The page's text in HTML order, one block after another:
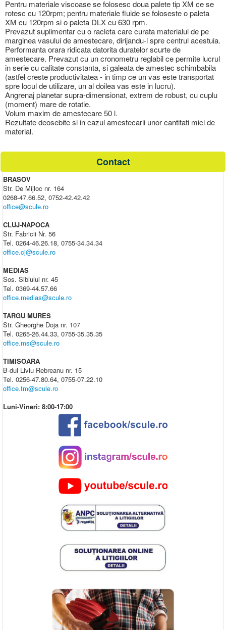
Pentru materiale viscoase se folosesc doua palete tip XM ce se
rotesc cu 120rpm; pentru materiale fluide se foloseste o paleta
XM cu 120rpm si o paleta DLX cu 630 rpm.
Prevazut suplimentar cu o racleta care curata materialul de pe
marginea vasului de amestecare, dirijandu-l spre centrul acestuia.
Performanta orara ridicata datorita duratelor scurte de
amestecare. Prevazut cu un cronometru reglabil ce permite lucrul
in serie cu calitate constanta, si galeata de amestec schimbabila
(astfel creste productivitatea - in timp ce un vas este transportat
spre locul de utilizare, un al doilea vas este in lucru).
Angrenaj planetar supra-dimensionat, extrem de robust, cu cuplu
(moment) mare de rotatie.
Volum maxim de amestecare 50 l.
Rezultate deosebite si in cazul amestecarii unor cantitati mici de
material.
Contact
BRASOV
Str. De Mijloc nr. 164
0268-47.66.52, 0752-42.42.42
office@scule.ro
CLUJ-NAPOCA
Str. Fabricii Nr. 56
Tel. 0264-46.26.18, 0755-34.34.34
office.cj@scule.ro
MEDIAS
Sos. Sibiului nr. 45
Tel. 0369-44.57.66
office.medias@scule.ro
TARGU MURES
Str. Gheorghe Doja nr. 107
Tel. 0265-26.44.33, 0755-35.35.35
office.ms@scule.ro
TIMISOARA
B-dul Liviu Rebreanu nr. 15
Tel. 0256-47.80.64, 0755-07.22.10
office.tm@scule.ro
Luni-Vineri: 8:00-17:00